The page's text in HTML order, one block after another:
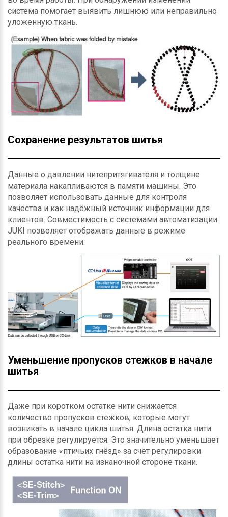
система помогает выявить лишнюю или неправильно
уложенную ткань.
Сохранение результатов шитья
Данные о давлении нитепритягивателя и толщине
материала накапливаются в памяти машины. Это
позволяет использовать данные для контроля
качества и как надёжный источник информации для
клиентов. Совместимость с системами автоматизации
JUKI позволяет отображать данные в режиме
реального времени.
Уменьшение пропусков стежков в начале
шитья
Даже при коротком остатке нити снижается
количество пропусков стежков, которые могут
возникать в начале цикла шитья. Длина остатка нити
при обрезке регулируется. Это значительно уменьшает
образование «птичьих гнёзд» за счёт регулировки
длины остатка нити на изнаночной стороне ткани.